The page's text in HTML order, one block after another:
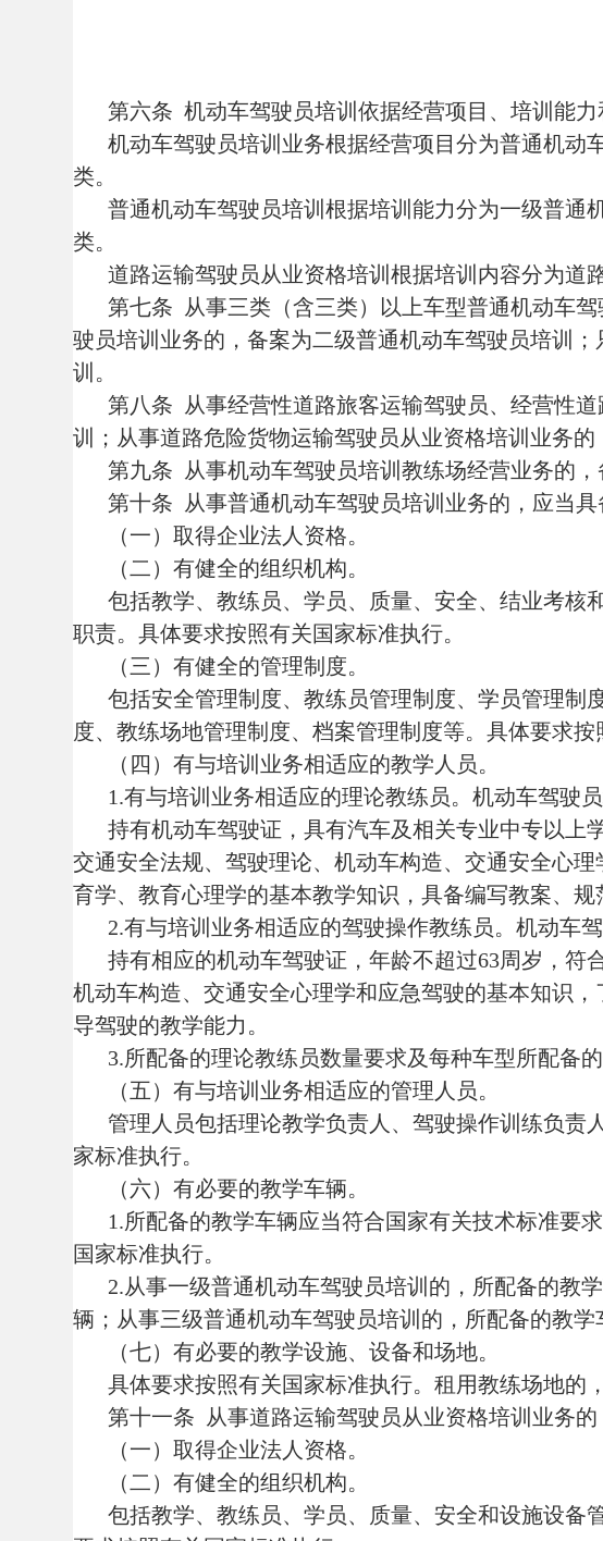
普通机动车驾驶员培训根据培训能力分为一级普通机动车
道路运输驾驶员从业资格培训根据培训内容分为道路客货
第七条从事三类（含三类）以上车型普通机动车驾驶员培
驶员培训业务的，备案为二级普通机动车驾驶员培训；只从事
第八条 从事经营性道路旅客运输驾驶员、经营性道路货物
训；从事道路危险货物运输驾驶员从业资格培训业务的，备案
第九条从事机动车驾驶员培训教练场经营业务的，备案为
第十条从事普通机动车驾驶员培训业务的，应当具备下列
（一）取得企业法人资格。
包括教学、教练员、学员、质量、安全、结业考核和设施
职责。具体要求按照有关国家标准执行。
（三）有健全的管理制度。
包括安全管理制度、教练员管理制度、学员管理制度、培
度、教练场地管理制度、档案管理制度等。具体要求按照有关
（四）有与培训业务相适应的教学人员。
1.有与培训业务相适应的理论教练员。机动车驾驶员培训机
持有机动车驾驶证，具有汽车及相关专业中专以上学历或
交通安全法规、驾驶理论、机动车构造、交通安全心理学、常
育学、教育心理学的基本教学知识，具备编写教案、规范讲解的
2.有与培训业务相适应的驾驶操作教练员。机动车驾驶员
持有相应的机动车驾驶证，年龄不超过 63周岁，符合一定
机动车构造、交通安全心理学和应急驾驶的基本知识，了解车
导驾驶的教学能力。
3.所配备的理论教练员数量要求及每种车型所配备的驾驶
（五）有与培训业务相适应的管理人员。
管理人员包括理论教学负责人、驾驶操作训练负责人、教
家标准执行。
（六）有必要的教学车辆。
1.所配备的教学车辆应当符合国家有关技术标准要求，并
国家标准执行。
2.从事一级普通机动车驾驶员培训的，所配备的教学车辆
辆；从事三级普通机动车驾驶员培训的，所配备的教学车辆不
（七）有必要的教学设施、设备和场地。
具体要求按照有关国家标准执行。租用教练场地的，还应
第十一条 从事道路运输驾驶员从业资格培训业务的，应当
（一）取得企业法人资格。
（二）有健全的组织机构。
包括教学、教练员、学员、质量、安全和设施设备管理等
要求按照有关国家标准执行。
（三）有健全的管理制度。
包括安全管理制度、教练员管理制度、学员管理制度、培
理制度、档案管理制度等。具体要求按照有关国家标准执行。
（四）有与培训业务相适应的教学车辆。
1.从事道路客货运输驾驶员从业资格培训业务的，应当同
车型中至少一种车型的教学车辆和重型牵引挂车、大型货车等
2.从事危险货物运输驾驶员从业资格培训业务的，应当具
3.所配备的教学车辆不少于5辆，且每种车型教学车辆不少
（五）有与培训业务相适应的教学人员。
1.从事道路客货运输驾驶员从业资格理论知识培训的，教